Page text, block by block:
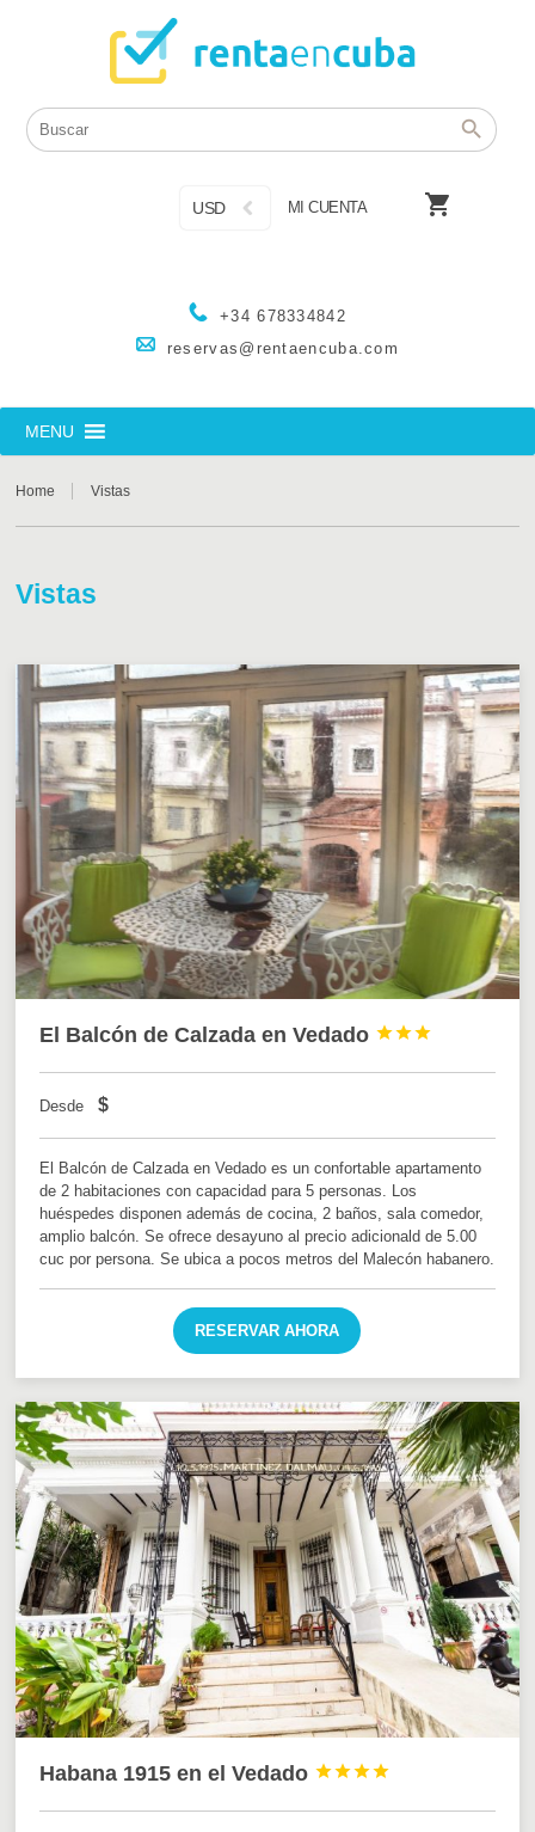
+34 678334842
reservas@rentaencuba.com
USD MI CUENTA 
MENU
Home Vistas
Vistas
El Balcón de Calzada en Vedado 


Desde $
El Balcón de Calzada en Vedado es un confortable apartamento
de 2 habitaciones con capacidad para 5 personas. Los
huéspedes disponen además de cocina, 2 baños, sala comedor,
amplio balcón. Se ofrece desayuno al precio adicionald de 5.00
cuc por persona. Se ubica a pocos metros del Malecón habanero.
RESERVAR AHORA
Habana 1915 en el Vedado 


